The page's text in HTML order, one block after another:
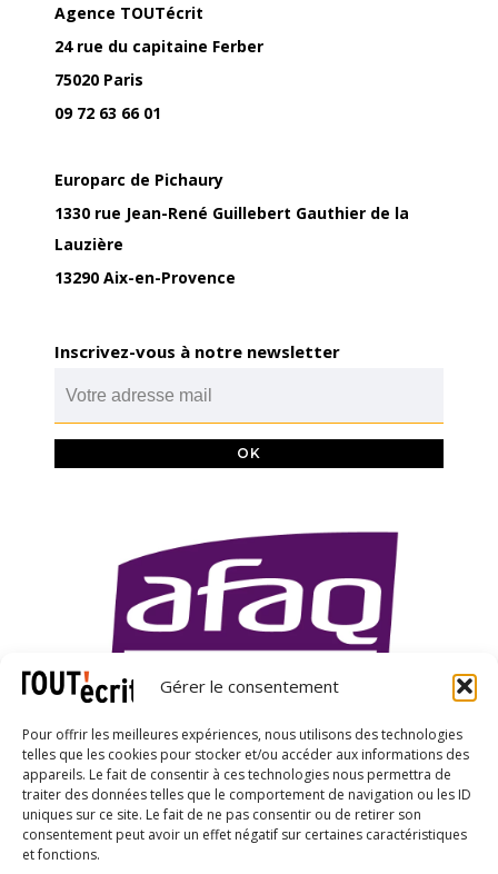
Gérer le consentement
Pour offrir les meilleures expériences, nous utilisons des technologies
telles que les cookies pour stocker et/ou accéder aux informations des
appareils. Le fait de consentir à ces technologies nous permettra de
traiter des données telles que le comportement de navigation ou les ID
uniques sur ce site. Le fait de ne pas consentir ou de retirer son
consentement peut avoir un effet négatif sur certaines caractéristiques
et fonctions.
Agence TOUTécrit
24 rue du capitaine Ferber
75020 Paris
09 72 63 66 01
Europarc de Pichaury
1330 rue Jean-René Guillebert Gauthier de la
Lauzière
13290 Aix-en-Provence
Inscrivez-vous à notre newsletter
X LinkedIn YouTube